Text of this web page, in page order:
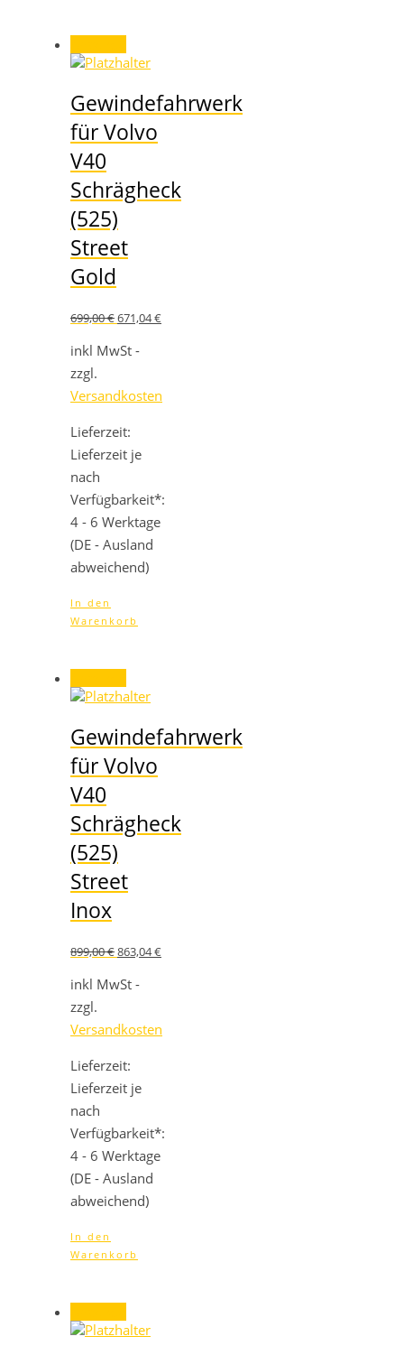
Gewindefahrwerk
für Volvo
V40
Schrägheck
(525)
Street
Gold
699,00€Ursprünglicher
war:
671,04€Aktueller
inkl MwSt -
zzgl.
Versandkosten
Lieferzeit:
Lieferzeit je
nach
Verfügbarkeit*:
4 - 6 Werktage
(DE - Ausland
abweichend)
In den
Warenkorb
Gewindefahrwerk
für Volvo
V40
Schrägheck
(525)
Street
Inox
899,00€ Ursprünglicher
war:
863,04€Aktueller
inkl MwSt -
zzgl.
Versandkosten
Lieferzeit:
Lieferzeit je
nach
Verfügbarkeit*:
4 - 6 Werktage
(DE - Ausland
abweichend)
In den
Warenkorb